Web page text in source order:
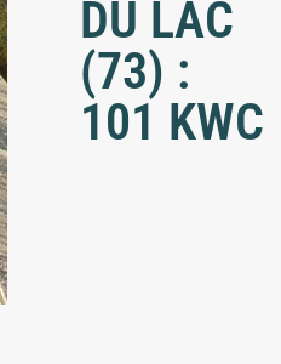
DU LAC
(73) :
101 KWC